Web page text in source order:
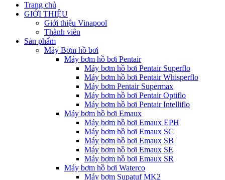
Trang chủ
GIỚI THIỆU
Giới thiệu Vinapool
Thành viên
Sản phẩm
Máy Bơm hồ bơi
Máy bơm hồ bơi Pentair
Máy bơm hồ bơi Pentair Superflo
Máy bơm hồ bơi Pentair Whisperflo
Máy bơm Pentair Supermax
Máy bơm hồ bơi Pentair Optiflo
Máy bơm hồ bơi Pentair Intelliflo
Máy bơm hồ bơi Emaux
Máy bơm hồ bơi Emaux EPH
Máy bơm hồ bơi Emaux SC
Máy bơm hồ bơi Emaux SB
Máy bơm hồ bơi Emaux SE
Máy bơm hồ bơi Emaux SR
Máy bơm hồ bơi Waterco
Máy bơm Supatuf MK2